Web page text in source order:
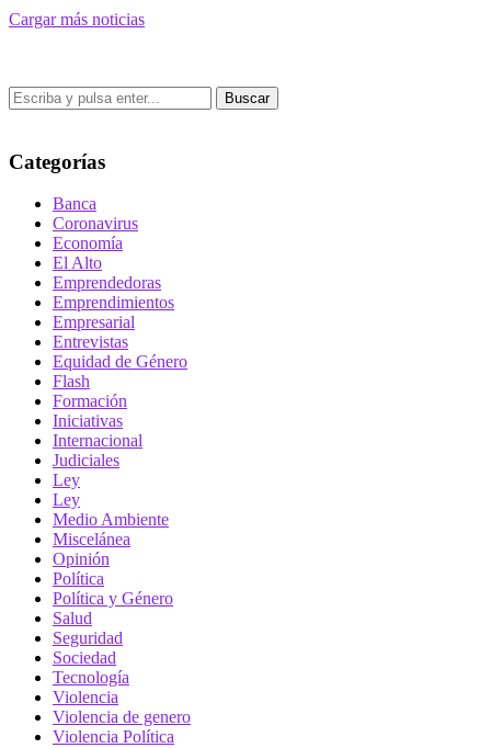
Cargar más noticias
Buscar
Categorías
Banca
Coronavirus
Economía
El Alto
Emprendedoras
Emprendimientos
Empresarial
Entrevistas
Equidad de Género
Flash
Formación
Iniciativas
Internacional
Judiciales
Ley
Ley
Medio Ambiente
Miscelánea
Opinión
Política
Política y Género
Salud
Seguridad
Sociedad
Tecnología
Violencia
Violencia de genero
Violencia Política